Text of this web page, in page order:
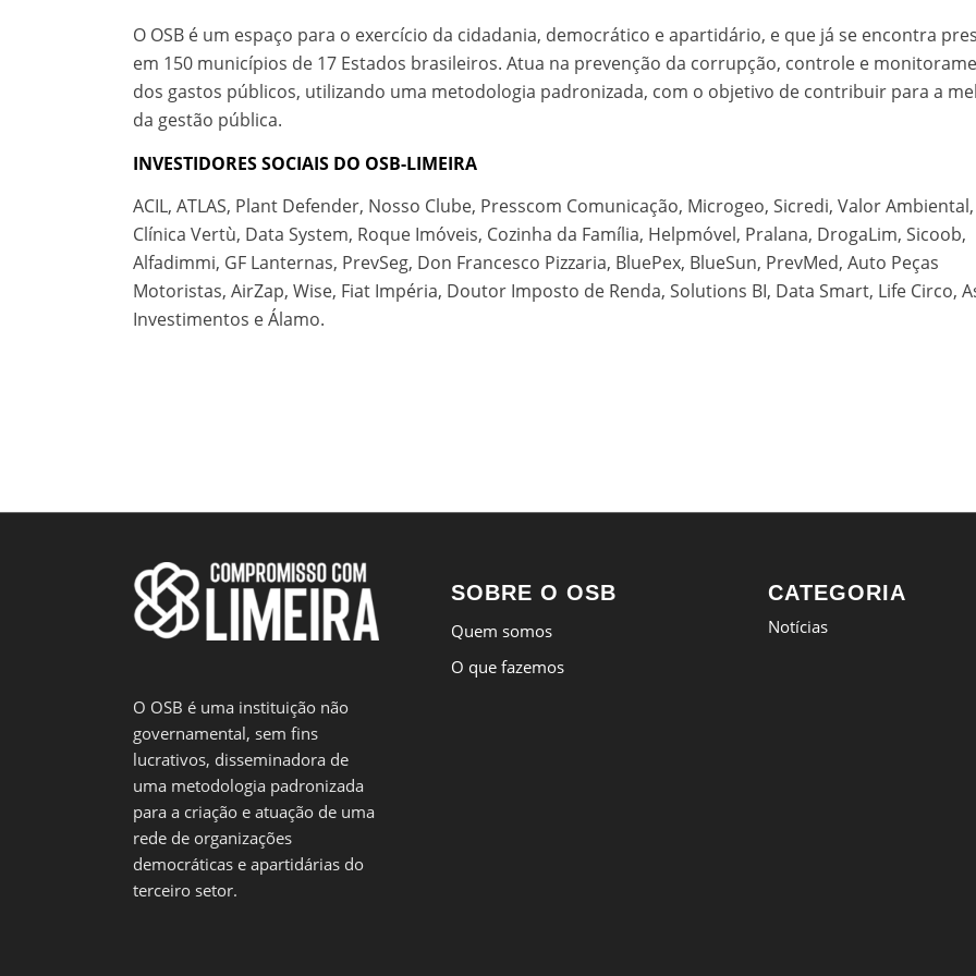
O OSB é um espaço para o exercício da cidadania, democrático e apartidário, e que já se encontra
em 150 municípios de 17 Estados brasileiros. Atua na prevenção da corrupção, controle e
dos gastos públicos, utilizando uma metodologia padronizada, com o objetivo de contribuir para a
da gestão pública.
INVESTIDORES SOCIAIS DO OSB-LIMEIRA
ACIL, ATLAS, Plant Defender, Nosso Clube, Presscom Comunicação, Microgeo, Sicredi, Valor Ambiental,
Clínica Vertù, Data System, Roque Imóveis, Cozinha da Família, Helpmóvel, Pralana, DrogaLim, Sicoob,
Alfadimmi, GF Lanternas, PrevSeg, Don Francesco Pizzaria, BluePex, BlueSun, PrevMed, Auto Peças
Motoristas, AirZap, Wise, Fiat Impéria, Doutor Imposto de Renda, Solutions BI, Data Smart, Life Circo,
Investimentos e Álamo.
O OSB é uma instituição não
governamental, sem fins
lucrativos, disseminadora de
uma metodologia padronizada
para a criação e atuação de uma
rede de organizações
democráticas e apartidárias do
terceiro setor.
SOBRE O OSB
Quem somos
O que fazemos
CATEGORIA
Notícias